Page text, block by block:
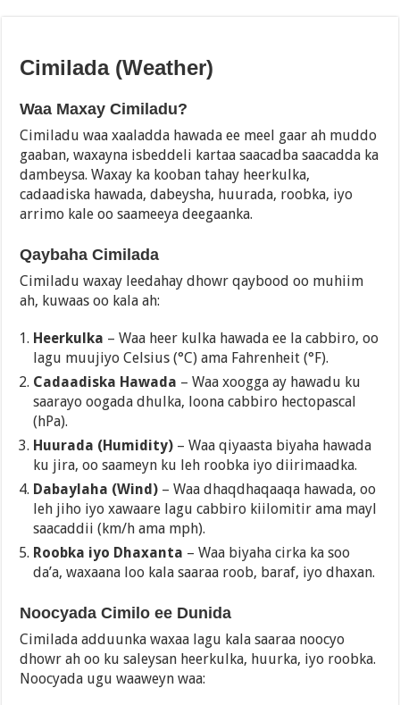
Cimilada (Weather)
Waa Maxay Cimiladu?
Cimiladu waa xaaladda hawada ee meel gaar ah muddo
gaaban, waxayna isbeddeli kartaa saacadba saacadda ka
dambeysa. Waxay ka kooban tahay heerkulka,
cadaadiska hawada, dabeysha, huurada, roobka, iyo
arrimo kale oo saameeya deegaanka.
Qaybaha Cimilada
Cimiladu waxay leedahay dhowr qaybood oo muhiim
ah, kuwaas oo kala ah:
Heerkulka – Waa heer kulka hawada ee la cabbiro, oo
lagu muujiyo Celsius (°C) ama Fahrenheit (°F).
Cadaadiska Hawada – Waa xoogga ay hawadu ku
saarayo oogada dhulka, loona cabbiro hectopascal
(hPa).
Huurada (Humidity) – Waa qiyaasta biyaha hawada
ku jira, oo saameyn ku leh roobka iyo diirimaadka.
Dabaylaha (Wind) – Waa dhaqdhaqaaqa hawada, oo
leh jiho iyo xawaare lagu cabbiro kiilomitir ama mayl
saacaddii (km/h ama mph).
Roobka iyo Dhaxanta – Waa biyaha cirka ka soo
da’a, waxaana loo kala saaraa roob, baraf, iyo dhaxan.
Noocyada Cimilo ee Dunida
Cimilada adduunka waxaa lagu kala saaraa noocyo
dhowr ah oo ku saleysan heerkulka, huurka, iyo roobka.
Noocyada ugu waaweyn waa: